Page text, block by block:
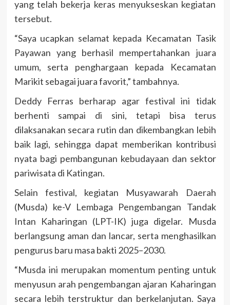
yang telah bekerja keras menyukseskan kegiatan
tersebut.
“Saya ucapkan selamat kepada Kecamatan Tasik
Payawan yang berhasil mempertahankan juara
umum, serta penghargaan kepada Kecamatan
Marikit sebagai juara favorit,” tambahnya.
Deddy Ferras berharap agar festival ini tidak
berhenti sampai di sini, tetapi bisa terus
dilaksanakan secara rutin dan dikembangkan lebih
baik lagi, sehingga dapat memberikan kontribusi
nyata bagi pembangunan kebudayaan dan sektor
pariwisata di Katingan.
Selain festival, kegiatan Musyawarah Daerah
(Musda) ke-V Lembaga Pengembangan Tandak
Intan Kaharingan (LPT-IK) juga digelar. Musda
berlangsung aman dan lancar, serta menghasilkan
pengurus baru masa bakti 2025–2030.
“Musda ini merupakan momentum penting untuk
menyusun arah pengembangan ajaran Kaharingan
secara lebih terstruktur dan berkelanjutan. Saya